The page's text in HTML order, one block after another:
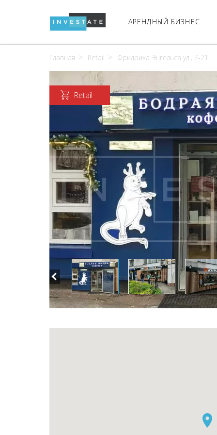
АРЕНДНЫЙ БИЗНЕС
Главная Retail Фридриха Энгельса ул., 7-21
Retail